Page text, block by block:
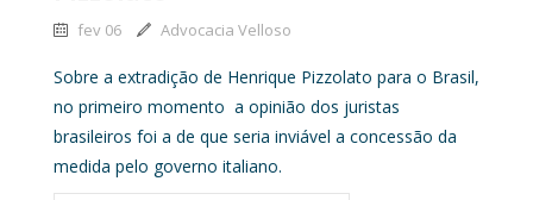
fev 06 Advocacia Velloso
Sobre a extradição de Henrique Pizzolato para o Brasil,
no primeiro momento a opinião dos juristas
brasileiros foi a de que seria inviável a concessão da
medida pelo governo italiano.